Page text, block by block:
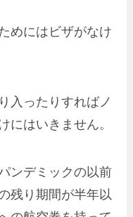
めにはビザがなけ
入ったりすればノ
にはいきません。
ンデミックの以前
残り期間が半年以